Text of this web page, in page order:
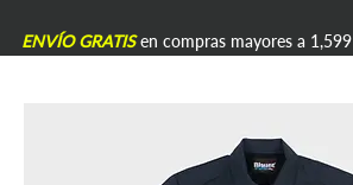
ENVÍO GRATISen compras mayores a 1,599